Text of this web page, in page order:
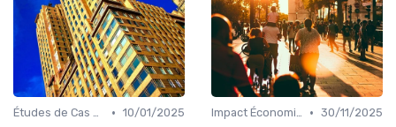
Études de Cas et Exemples de Réussite • 10/01/2025
Impact Économique et Financier • 30/11/2025